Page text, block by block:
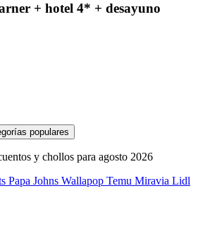
+ hotel 4* + desayuno
populares
y chollos para agosto 2026
Papa Johns Wallapop Temu Miravia Lidl